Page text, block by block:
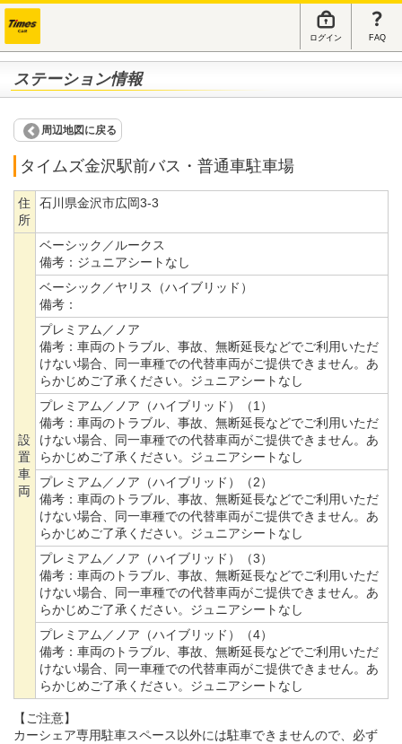
ログイン FAQ
ステーション情報
周辺地図に戻る
タイムズ金沢駅前バス・普通車駐車場
住
所
石川県金沢市広岡3-3
設
置
車
両
ベーシック／ルークス
備考： ジュニアシートなし
ベーシック／ヤリス（ハイブリッド）
備考：
プレミアム／ノア
備考： 車両のトラブル、事故、無断延長などでご利用いただ
けない場合、同一車種での代替車両がご提供できません。あ
らかじめご了承ください。ジュニアシートなし
プレミアム／ノア（ハイブリッド）（1）
備考： 車両のトラブル、事故、無断延長などでご利用いただ
けない場合、同一車種での代替車両がご提供できません。あ
らかじめご了承ください。ジュニアシートなし
プレミアム／ノア（ハイブリッド）（2）
備考： 車両のトラブル、事故、無断延長などでご利用いただ
けない場合、同一車種での代替車両がご提供できません。あ
らかじめご了承ください。ジュニアシートなし
プレミアム／ノア（ハイブリッド）（3）
備考： 車両のトラブル、事故、無断延長などでご利用いただ
けない場合、同一車種での代替車両がご提供できません。あ
らかじめご了承ください。ジュニアシートなし
プレミアム／ノア（ハイブリッド）（4）
備考： 車両のトラブル、事故、無断延長などでご利用いただ
けない場合、同一車種での代替車両がご提供できません。あ
らかじめご了承ください。ジュニアシートなし
【ご注意】
カーシェア専用駐車スペース以外には駐車できませんので、必ず